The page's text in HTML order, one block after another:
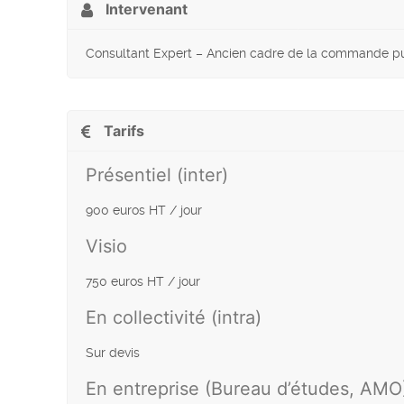
Intervenant
Consultant Expert – Ancien cadre de la commande
Tarifs
Présentiel (inter)
900 euros HT / jour
Visio
750 euros HT / jour
En collectivité (intra)
Sur devis
En entreprise (Bureau d’études,